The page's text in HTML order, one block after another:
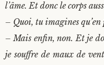
l’âme. Et donc le corps
– Quoi, tu imagines qu’en
– Mais enfin, non. Et je
je souffre de maux de